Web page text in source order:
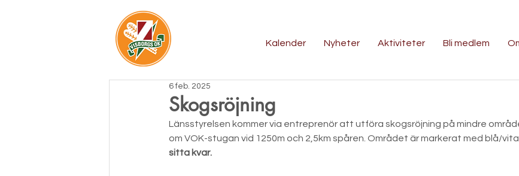
Kalender Nyheter Aktiviteter Bli medlem
Skogsröjning
6 feb. 2025
Länsstyrelsen kommer via entreprenör att utföra skogsröjning på mindre
om VOK-stugan vid 1250m och 2,5km spåren. Området är markerat med blå/
sitta kvar.